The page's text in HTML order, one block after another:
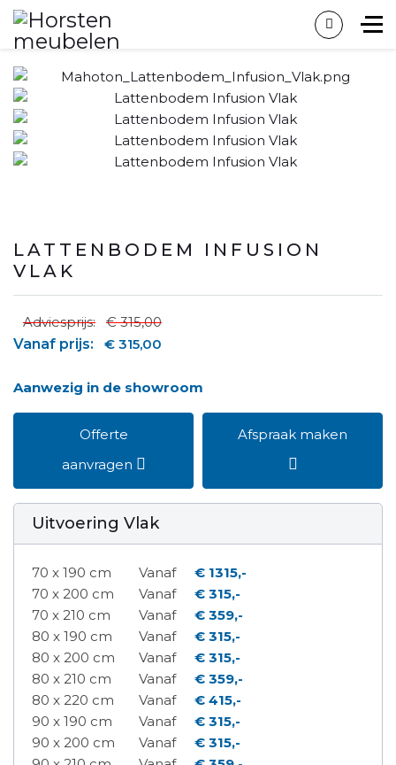
LATTENBODEM INFUSION
VLAK
Adviesprijs:
€ 315,00
Vanaf prijs:
€ 315,00
Aanwezig in de showroom
Offerte
aanvragen
Afspraak maken
Uitvoering Vlak
70 x 190 cm
70 x 200 cm
70 x 210 cm
80 x 190 cm
80 x 200 cm
80 x 210 cm
80 x 220 cm
90 x 190 cm
90 x 200 cm
Vanaf
Vanaf
Vanaf
Vanaf
Vanaf
Vanaf
Vanaf
Vanaf
Vanaf
€ 1315,-
€ 315,-
€ 359,-
€ 315,-
€ 315,-
€ 359,-
€ 415,-
€ 315,-
€ 315,-